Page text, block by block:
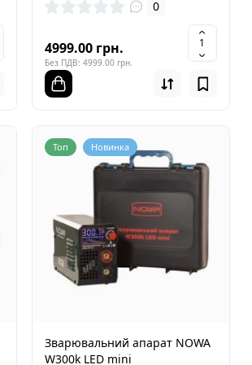
0
4999.00 грн.
Без ПДВ: 4999.00 грн.
Топ Новинка
Зварювальний апарат NOWA
W300k LED mini